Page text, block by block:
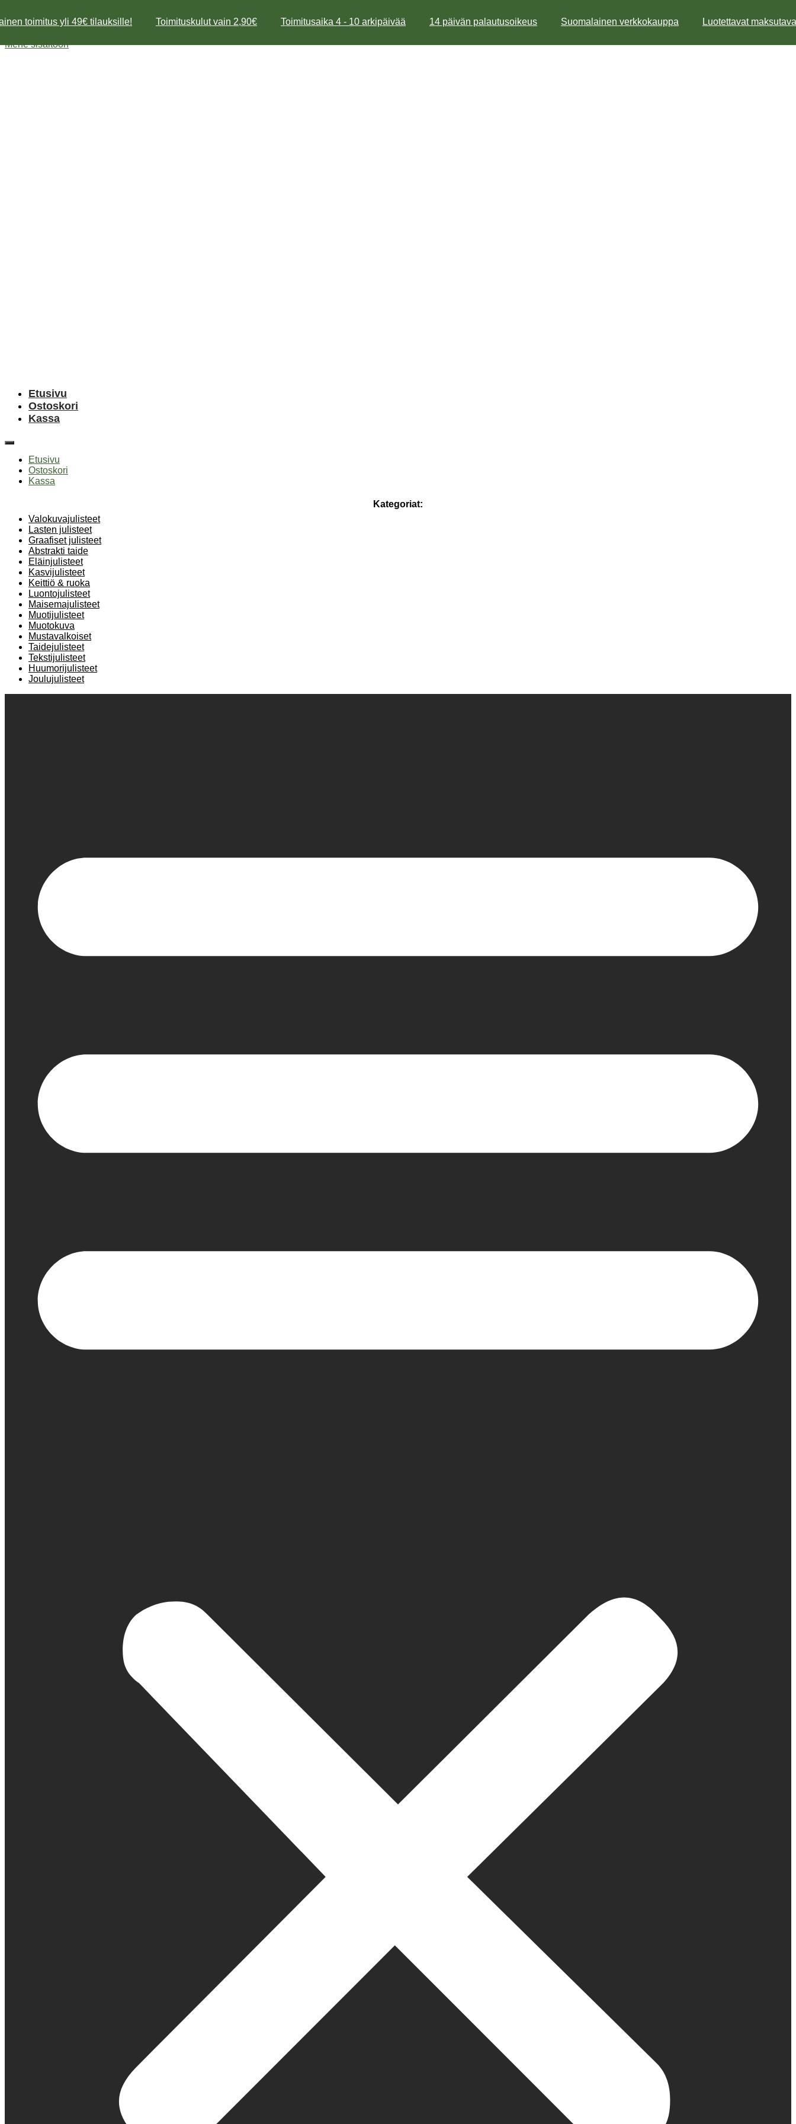
toimitus yli 49€ tilauksille! Toimituskulut vain 2,90€ Toimitusaika 4 - 10 arkipäivää 14 päivän palautusoikeus Suomalainen verkkokauppa Luotettavat maksutavat
Mene sisältöön
Etusivu
Ostoskori
Kassa
Etusivu
Ostoskori
Kassa
Kategoriat:
Valokuvajulisteet
Lasten julisteet
Graafiset julisteet
Abstrakti taide
Eläinjulisteet
Kasvijulisteet
Keittiö & ruoka
Luontojulisteet
Maisemajulisteet
Muotijulisteet
Muotokuva
Mustavalkoiset
Taidejulisteet
Tekstijulisteet
Huumorijulisteet
Joulujulisteet